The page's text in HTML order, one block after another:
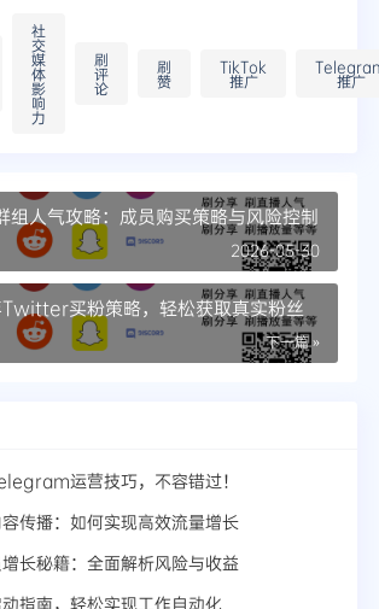
社
交
媒
体
影
响
力
刷
评
论
刷
赞
TikTok
推广 推广
人气攻略：成员购买策略与风险控制
2026-05-30
买粉策略，轻松获取真实粉丝
下一篇 »
运营技巧，不容错过！
传播：如何实现高效流量增长
长秘籍：全面解析风险与收益
指南，轻松实现工作自动化